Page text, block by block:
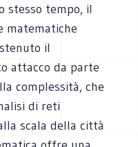
stesso tempo, il
matematiche
il
attacco da parte
complessità, che
di reti
scala della città